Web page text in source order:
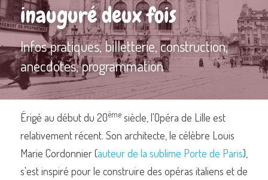
Nos livres sur Lille
Lille insolite et secret
Street Art à Lille
Contactez-nous
Rechercher
inauguré deux fois
Infos pratiques, billetterie, construction,
anecdotes, programmation
Érigé au début du 20ème siècle, l'Opéra de Lille est
relativement récent. Son architecte, le célèbre Louis
Marie Cordonnier (auteur de la sublime Porte de Paris),
s'est inspiré pour le construire des opéras italiens et de